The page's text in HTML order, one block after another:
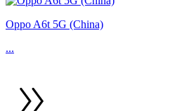
Oppo A6t 5G (China)
...